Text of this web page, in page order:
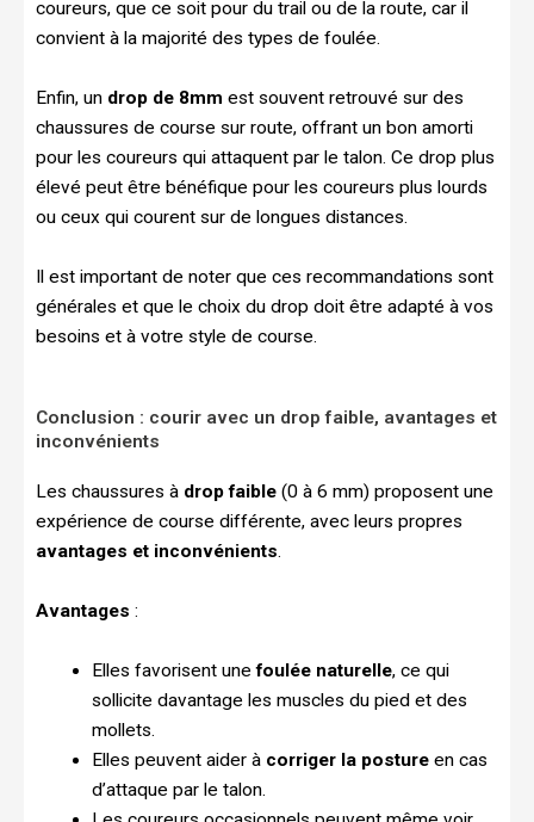
coureurs, que ce soit pour du trail ou de la route, car il
convient à la majorité des types de foulée.
Enfin, un drop de 8mm est souvent retrouvé sur des
chaussures de course sur route, offrant un bon amorti
pour les coureurs qui attaquent par le talon. Ce drop plus
élevé peut être bénéfique pour les coureurs plus lourds
ou ceux qui courent sur de longues distances.
Il est important de noter que ces recommandations sont
générales et que le choix du drop doit être adapté à vos
besoins et à votre style de course.
Conclusion : courir avec un drop faible, avantages et
inconvénients
Les chaussures à drop faible (0 à 6 mm) proposent une
expérience de course différente, avec leurs propres
avantages et inconvénients.
Avantages :
Elles favorisent unefoulée naturelle, ce qui
sollicite davantage les muscles du pied et des
mollets.
Elles peuvent aider à corriger la postureen cas
d’attaque par le talon.